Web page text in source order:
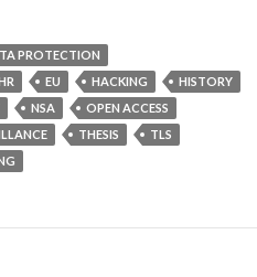
PROTECTION
EU HACKING
HISTORY
NSA
OPEN ACCESS
THESIS
TLS